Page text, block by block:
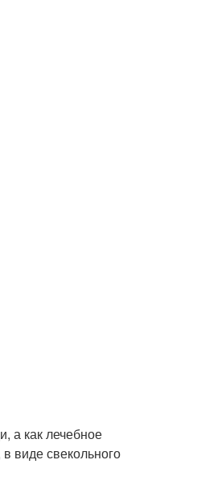
а как лечебное
виде свекольного